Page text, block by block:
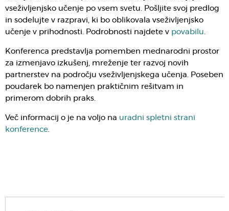
vseživljenjsko učenje po vsem svetu. Pošljite svoj predlog
in sodelujte v razpravi, ki bo oblikovala vseživljenjsko
učenje v prihodnosti. Podrobnosti najdete v povabilu.
Konferenca predstavlja pomemben mednarodni prostor
za izmenjavo izkušenj, mreženje ter razvoj novih
partnerstev na področju vseživljenjskega učenja. Poseben
poudarek bo namenjen praktičnim rešitvam in
primerom dobrih praks.
Več informacij o je na voljo na uradni spletni strani
konference.